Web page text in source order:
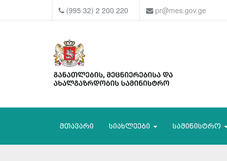
(995 32) 2 200 220 pr@mes.gov.ge
მთავარი სიახლეები სამინისტრო